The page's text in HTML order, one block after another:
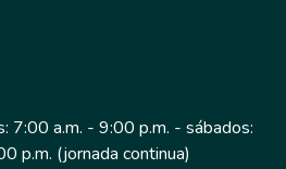
7:00 a.m. - 9:00 p.m. - sábados:
p.m. (jornada continua)